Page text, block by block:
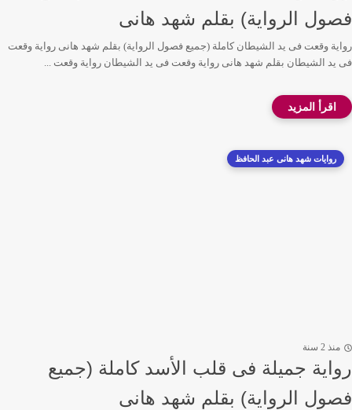
فصول الرواية) بقلم شهد هانى
رواية وقعت فى يد الشيطان كاملة (جميع فصول الرواية) بقلم شهد هانى رواية وقعت
فى يد الشيطان بقلم شهد هانى رواية وقعت فى يد الشيطان رواية وقعت ...
روايات شهد هانى عبد الحافظ
منذ 2 سنة
رواية جميلة فى قلب الأسد كاملة (جميع
فصول الرواية) بقلم شهد هانى